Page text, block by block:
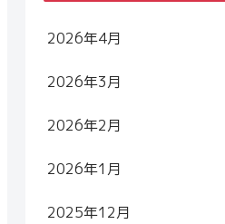
2026年4月
2026年3月
2026年2月
2026年1月
2025年12月